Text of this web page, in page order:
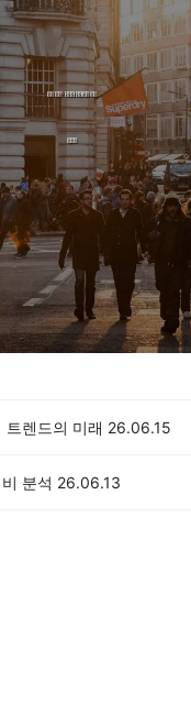
트렌드의 미래 26.06.15
분석 26.06.13